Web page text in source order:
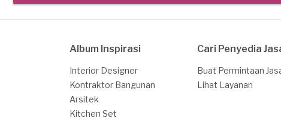
Album Inspirasi
Interior Designer
Kontraktor Bangunan
Arsitek
Kitchen Set
Cari Penyedia
Buat Permintaan
Lihat Layanan